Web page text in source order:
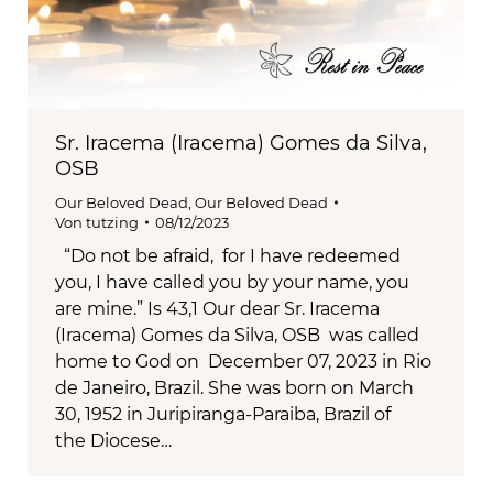
Sr. Iracema (Iracema) Gomes da Silva,
OSB
Our Beloved Dead, Our Beloved Dead
Von tutzing 08/12/2023
“Do not be afraid, for I have redeemed
you, I have called you by your name, you
are mine.” Is 43,1 Our dear Sr. Iracema
(Iracema) Gomes da Silva, OSB was called
home to God on December 07, 2023 in Rio
de Janeiro, Brazil. She was born on March
30, 1952 in Juripiranga-Paraiba, Brazil of
the Diocese…